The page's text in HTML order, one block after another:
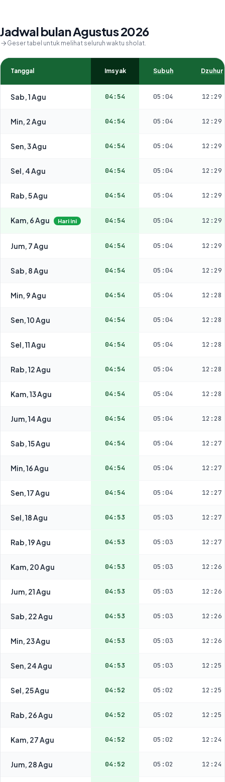
Jadwal bulan Agustus 2026
Geser tabel untuk melihat seluruh waktu sholat.
Tanggal Imsyak Subuh Dzuhur
Sab, 1 Agu 04:54 05:04 12:29
Min, 2 Agu 04:54 05:04 12:29
Sen, 3 Agu 04:54 05:04 12:29
Sel, 4 Agu 04:54 05:04 12:29
Rab, 5 Agu 04:54 05:04 12:29
Kam, 6 Agu Hari ini 04:54 05:04 12:29
Jum, 7 Agu 04:54 05:04 12:29
Sab, 8 Agu 04:54 05:04 12:29
Min, 9 Agu 04:54 05:04 12:28
Sen, 10 Agu 04:54 05:04 12:28
Sel, 11 Agu 04:54 05:04 12:28
Rab, 12 Agu 04:54 05:04 12:28
Kam, 13 Agu 04:54 05:04 12:28
Jum, 14 Agu 04:54 05:04 12:28
Sab, 15 Agu 04:54 05:04 12:27
Min, 16 Agu 04:54 05:04 12:27
Sen, 17 Agu 04:54 05:04 12:27
Sel, 18 Agu 04:53 05:03 12:27
Rab, 19 Agu 04:53 05:03 12:27
Kam, 20 Agu 04:53 05:03 12:26
Jum, 21 Agu 04:53 05:03 12:26
Sab, 22 Agu 04:53 05:03 12:26
Min, 23 Agu 04:53 05:03 12:26
Sen, 24 Agu 04:53 05:03 12:25
Sel, 25 Agu 04:52 05:02 12:25
Rab, 26 Agu 04:52 05:02 12:25
Kam, 27 Agu 04:52 05:02 12:24
Jum, 28 Agu 04:52 05:02 12:24